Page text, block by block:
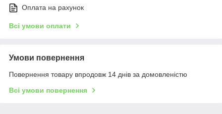
Оплата на рахунок
Всі умови оплати
Умови повернення
Повернення товару впродовж 14 днів за домовленістю
Всі умови повернення